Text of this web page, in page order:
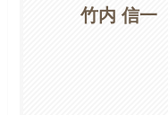
竹内 信一